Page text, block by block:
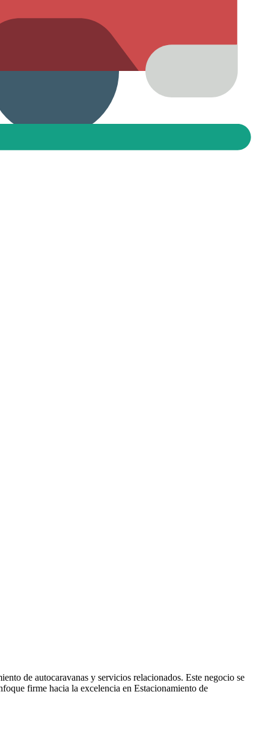
de autocaravanas y servicios relacionados. Este negocio se
firme hacia la excelencia en Estacionamiento de